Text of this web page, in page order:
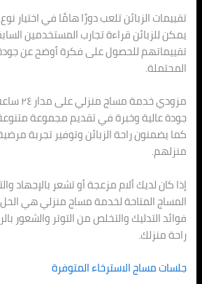
تقييمات الزبائن تلعب دورًا هامًا في اختيار
يمكن للزبائن قراءة تجارب المستخدمين
تقييماتهم للحصول على فكرة أوضح عن
المحتملة.
مزودي
جودة عالية وخبرة في تقديم مجموعة
كما يضمنون راحة الزبائن وتوفير تجربة
منزلهم.
إذا كان لديك ألام مزعجة أو تشعر بالإجهاد
المساج المتاحة لخدمة مساج منزلي هي
فوائد التدليك والتخلص من التوتر والشعور
راحة منزلك.
جلسات مساج الاسترخاء المتوفرة